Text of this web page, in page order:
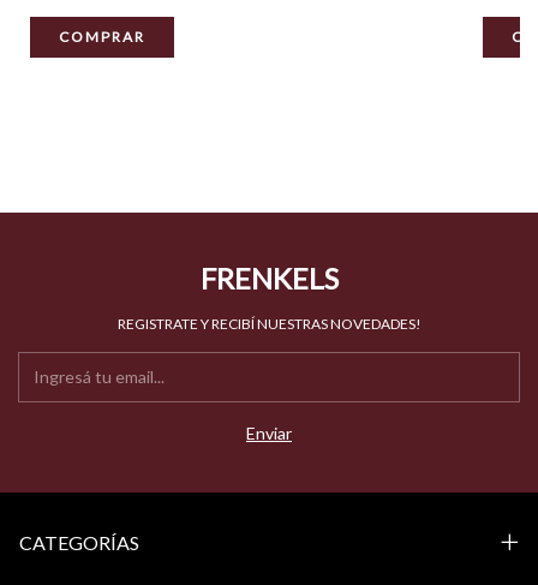
COMPRAR
FRENKELS
REGISTRATE Y RECIBÍ NUESTRAS NOVEDADES!
CATEGORÍAS